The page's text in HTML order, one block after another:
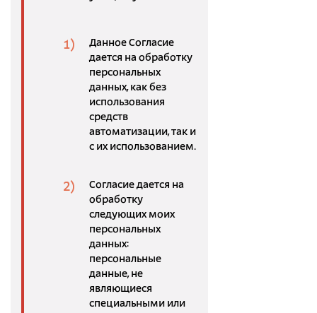
Данное Согласие
дается на обработку
персональных
данных, как без
использования
средств
автоматизации, так и
с их использованием.
Согласие дается на
обработку
следующих моих
персональных
данных:
персональные
данные, не
являющиеся
специальными или